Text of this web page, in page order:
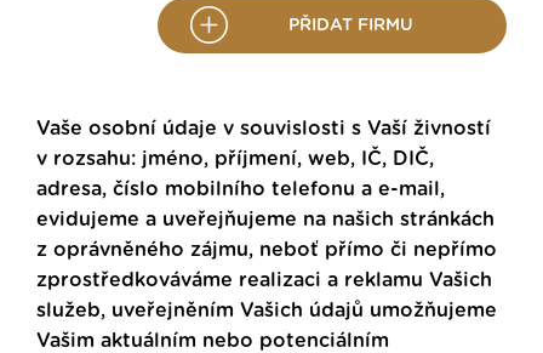
PŘIDAT FIRMU
Vaše osobní údaje v souvislosti s Vaší živností
v rozsahu: jméno, příjmení, web, IČ, DIČ,
adresa, číslo mobilního telefonu a e-mail,
evidujeme a uveřejňujeme na našich stránkách
z oprávněného zájmu, neboť přímo či nepřímo
zprostředkováváme realizaci a reklamu Vašich
služeb, uveřejněním Vašich údajů umožňujeme
Vašim aktuálním nebo potenciálním